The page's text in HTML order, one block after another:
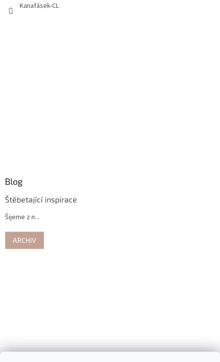
Kanafásek-CL
Blog
Štěbetající inspirace
Šijeme z n...
ARCHIV